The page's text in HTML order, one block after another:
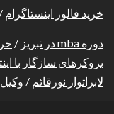
خرید فالور اینستاگرام /
دوره mba در تبریز /
بروکرهای سازگار با
لابراتوار نورقائم /